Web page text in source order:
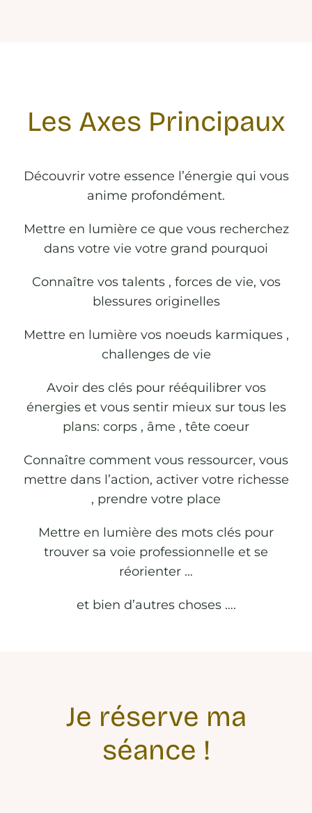
Les Axes Principaux
Découvrir votre essence l’énergie qui vous
anime profondément.
Mettre en lumière ce que vous recherchez
dans votre vie votre grand pourquoi
Connaître vos talents , forces de vie, vos
blessures originelles
Mettre en lumière vos noeuds karmiques ,
challenges de vie
Avoir des clés pour rééquilibrer vos
énergies et vous sentir mieux sur tous les
plans: corps , âme , tête coeur
Connaître comment vous ressourcer, vous
mettre dans l’action, activer votre richesse
, prendre votre place
Mettre en lumière des mots clés pour
trouver sa voie professionnelle et se
réorienter …
et bien d’autres choses ….
Je réserve ma
séance !